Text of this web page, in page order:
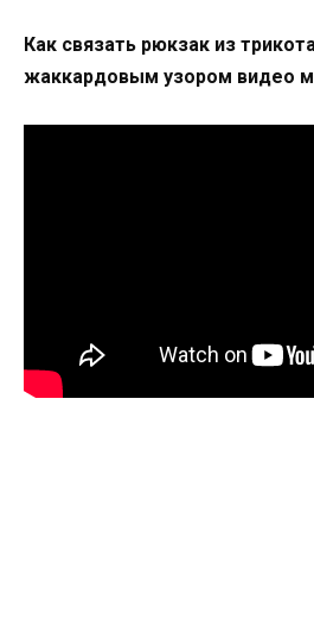
Как связать рюкзак из
жаккардовым узором видео